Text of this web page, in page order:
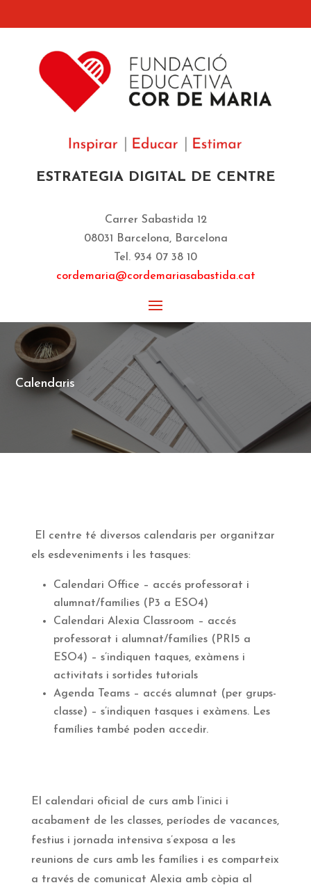
ESTRATEGIA DIGITAL DE CENTRE
Carrer Sabastida 12
08031 Barcelona, Barcelona
Tel. 934 07 38 10
cordemaria@cordemariasabastida.cat
Calendaris
El centre té diversos calendaris per organitzar
els esdeveniments i les tasques:
Calendari Office – accés professorat i
alumnat/famílies (P3 a ESO4)
Calendari Alexia Classroom – accés
professorat i alumnat/famílies (PRI5 a
ESO4) – s’indiquen taques, exàmens i
activitats i sortides tutorials
Agenda Teams – accés alumnat (per grups-
classe) – s’indiquen tasques i exàmens. Les
famílies també poden accedir.
El calendari oficial de curs amb l’inici i
acabament de les classes, períodes de vacances,
festius i jornada intensiva s’exposa a les
reunions de curs amb les famílies i es comparteix
a través de comunicat Alexia amb còpia al